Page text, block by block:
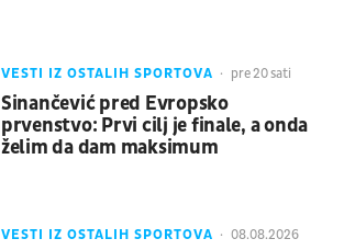
VESTI IZ OSTALIH SPORTOVA pre 20 sati
Sinančević pred Evropsko
prvenstvo: Prvi cilj je finale, a onda
želim da dam maksimum
VESTI IZ OSTALIH SPORTOVA 08.08.2026